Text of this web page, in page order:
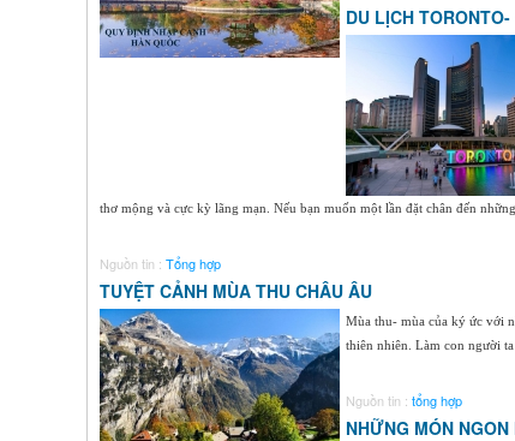
DU LỊCH
thơ mộng và cực kỳ lãng mạn. Nếu bạn muốn một lần đặt chân đến
Nguồn tin : Tổng hợp
TUYỆT CẢNH MÙA THU CHÂU ÂU
Mùa thu- mùa của ký ức với
thiên nhiên. Làm con người
Nguồn tin : tổng hợp
NHỮNG MÓN